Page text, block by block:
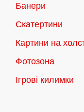
Банери
Скатертини
Картини на
Фотозона
Ігрові килимки